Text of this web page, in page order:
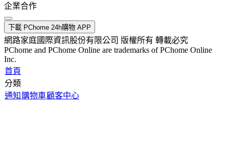
企業合作
下載 PChome 24h購物 APP
網路家庭國際資訊股份有限公司 版權所有 轉載必究
PChome and PChome Online are trademarks of PChome Online
Inc.
首頁
分類
通知 購物車顧客中心